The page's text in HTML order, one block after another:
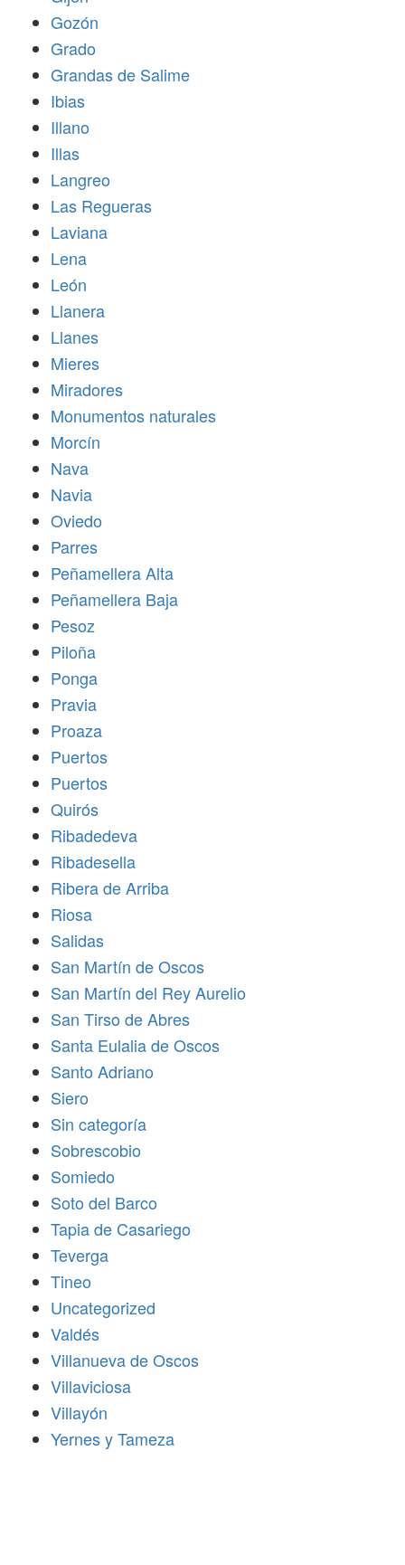
Gozón
Grado
Grandas de Salime
Ibias
Illano
Illas
Langreo
Las Regueras
Laviana
Lena
León
Llanera
Llanes
Mieres
Miradores
Monumentos naturales
Morcín
Nava
Navia
Oviedo
Parres
Peñamellera Alta
Peñamellera Baja
Pesoz
Piloña
Ponga
Pravia
Proaza
Puertos
Puertos
Quirós
Ribadedeva
Ribadesella
Ribera de Arriba
Riosa
Salidas
San Martín de Oscos
San Martín del Rey Aurelio
San Tirso de Abres
Santa Eulalia de Oscos
Santo Adriano
Siero
Sin categoría
Sobrescobio
Somiedo
Soto del Barco
Tapia de Casariego
Teverga
Tineo
Uncategorized
Valdés
Villanueva de Oscos
Villaviciosa
Villayón
Yernes y Tameza